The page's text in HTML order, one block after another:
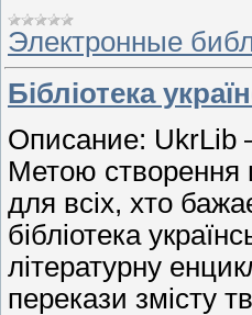
Электронные
Бібліотека
Описание: UkrLib
Метою створення
для всіх, хто
бібліотека
літературну
перекази змісту